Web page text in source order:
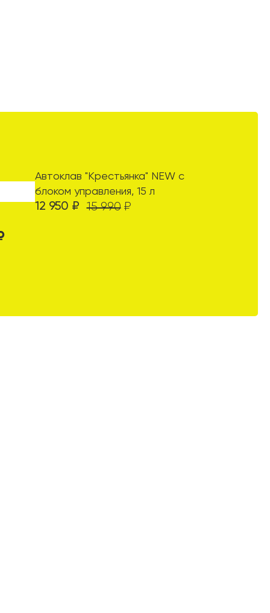
Автоклав "Крестьянка" NEW с
блоком управления, 15 л
12 950 ₽ 15 990₽